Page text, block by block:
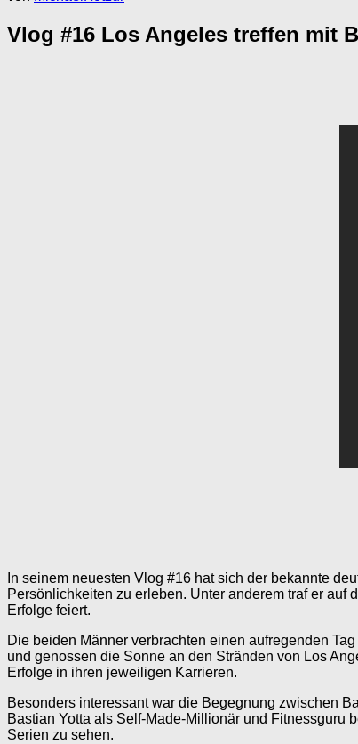
Vlog #16 Los Angeles treffen mit
In seinem neuesten Vlog #16 hat sich der bekannte
Persönlichkeiten zu erleben. Unter anderem traf er
Erfolge feiert.
Die beiden Männer verbrachten einen aufregenden
und genossen die Sonne an den Stränden von Los
Erfolge in ihren jeweiligen Karrieren.
Besonders interessant war die Begegnung zwischen
Bastian Yotta als Self-Made-Millionär und Fitnessguru
Serien zu sehen.